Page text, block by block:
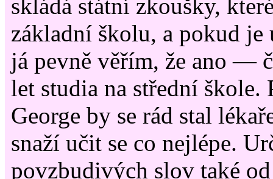
skládá státní zkoušky,
základní školu, a pokud
já pevně věřím, že ano —
let studia na střední škole.
George by se rád stal
snaží učit se co nejlépe.
povzbudivých slov také